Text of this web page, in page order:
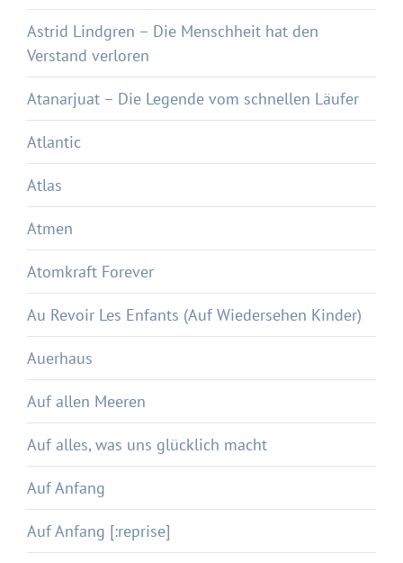
Astrid Lindgren – Die Menschheit hat den
Verstand verloren
Atanarjuat – Die Legende vom schnellen Läufer
Atlantic
Atlas
Atmen
Atomkraft Forever
Au Revoir Les Enfants (Auf Wiedersehen Kinder)
Auerhaus
Auf allen Meeren
Auf alles, was uns glücklich macht
Auf Anfang
Auf Anfang [:reprise]